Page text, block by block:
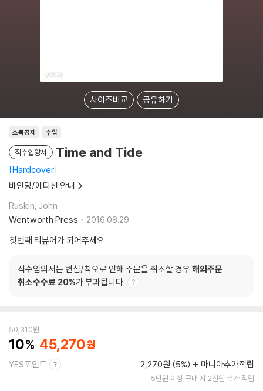
사이즈비교 공유하기
소득공제 수입
직수입양서 Time and Tide
Hardcover
바인딩/에디션 안내
Ruskin, John
Wentworth Press
2016.08.29.
첫번째 리뷰어가 되어주세요
직수입외서는 변심/착오로 인해 주문을 취소할 경우 해외주문
취소수수료 20%가 부과됩니다.
50,310원
10 45,270
YES포인트 2,270원 (5%) 마니아추가적립
5만원 이상 구매 시 2천원 추가 적립